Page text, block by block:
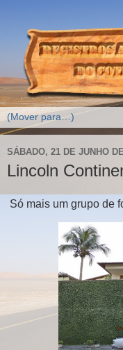
SÁBADO, 21 DE JUNHO
Lincoln
Só mais um grupo de